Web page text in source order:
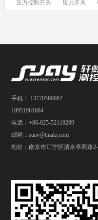
压力控制开关 压力开关
手机： 13770560082
18951961664
电话：+86-025-52119289
邮箱：suay@tmakj.com
地址：南京市江宁区清水亭西路